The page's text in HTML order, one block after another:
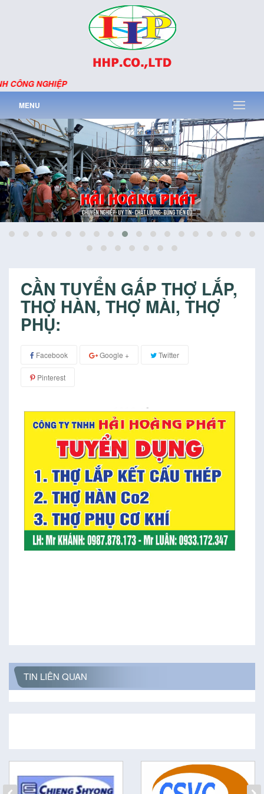
CÔNG NGHIỆP
MENU
CẦN TUYỂN GẤP THỢ LẮP,
THỢ HÀN, THỢ MÀI, THỢ
PHỤ:
Facebook Google + Twitter
Pinterest
TIN LIÊN QUAN